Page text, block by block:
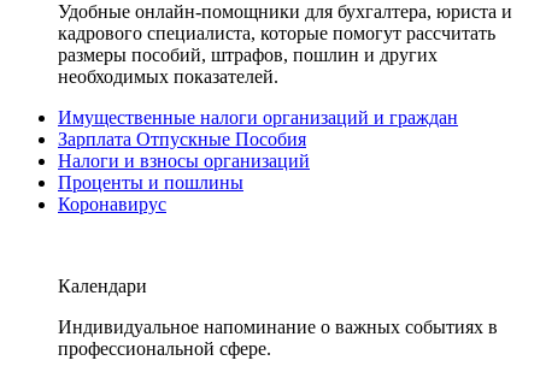
Удобные онлайн-помощники для бухгалтера, юриста и
кадрового специалиста, которые помогут рассчитать
размеры пособий, штрафов, пошлин и других
необходимых показателей.
Имущественные налоги организаций и граждан
Зарплата Отпускные Пособия
Налоги и взносы организаций
Проценты и пошлины
Коронавирус
Календари
Индивидуальное напоминание о важных событиях в
профессиональной сфере.